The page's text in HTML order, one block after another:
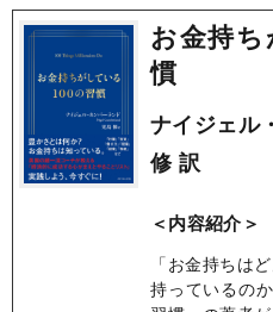
お金持
慣
ナイジェル
修 訳
＜内容紹介＞
「お金持ちは
持っているの